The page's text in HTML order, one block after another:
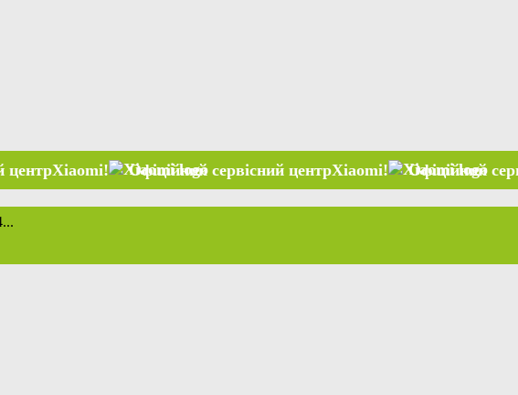
! Офіційний сервісний центрXiaomi! Офіційний сервісний